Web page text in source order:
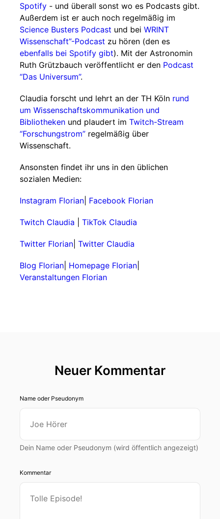
Spotify - und überall sonst wo es Podcasts gibt.
Außerdem ist er auch noch regelmäßig im
Science Busters Podcast und bei WRINT
Wissenschaft”-Podcast zu hören (den es
ebenfalls bei Spotify gibt). Mit der Astronomin
Ruth Grützbauch veröffentlicht er den Podcast
“Das Universum”.
Claudia forscht und lehrt an der TH Köln rund
um Wissenschaftskommunikation und
Bibliotheken und plaudert im Twitch-Stream
“Forschungstrom” regelmäßig über
Wissenschaft.
Ansonsten findet ihr uns in den üblichen
sozialen Medien:
Instagram Florian Facebook Florian
Twitch Claudia TikTok Claudia
Twitter Florian Twitter Claudia
Blog Florian Homepage Florian
Veranstaltungen Florian
Neuer Kommentar
Name oder Pseudonym
Dein Name oder Pseudonym (wird öffentlich angezeigt)
Kommentar